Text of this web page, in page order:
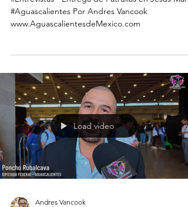
#Aguascalientes Por Andres Vancook
www.AguascalientesdeMexico.com
Load video
Andres Vancook